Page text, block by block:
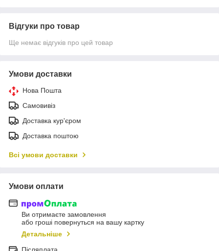
Відгуки про товар
Ще немає відгуків про цей товар
Умови доставки
Нова Пошта
Самовивіз
Доставка кур'єром
Доставка поштою
Всі умови доставки
Умови оплати
Ви отримаєте замовлення
або гроші повернуться на вашу картку
Детальніше